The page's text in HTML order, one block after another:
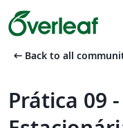
arrow_left_alt Back to all
Prática 09